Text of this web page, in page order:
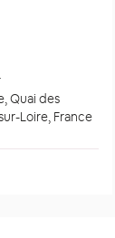
Quai des
Loire, France